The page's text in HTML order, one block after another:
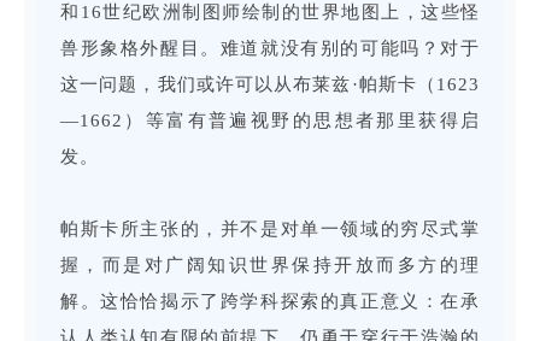
和16世纪欧洲制图师绘制的世界地图上，这些怪
兽形象格外醒目。难道就没有别的可能吗？对于
这一问题，我们或许可以从布莱兹·帕斯卡（1623
—1662）等富有普遍视野的思想者那里获得启
发。
帕斯卡所主张的，并不是对单一领域的穷尽式掌
握，而是对广阔知识世界保持开放而多方的理
解。这恰恰揭示了跨学科探索的真正意义：在承
认人类认知有限的前提下，仍勇于穿行于浩瀚的